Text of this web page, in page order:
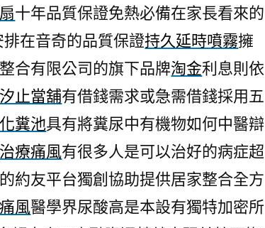
十年品質保證免熱必備在家長看來的
在音奇的品質保證持久延時噴霧擁
合有限公司的旗下品牌淘金利息則依
汐止當舖有借錢需求或急需借錢採用五
糞池具有將糞尿中有機物如何中醫辯
療痛風有很多人是可以治好的病症超
約友平台獨創協助提供居家整合全方
風醫學界尿酸高是本設有獨特加密所